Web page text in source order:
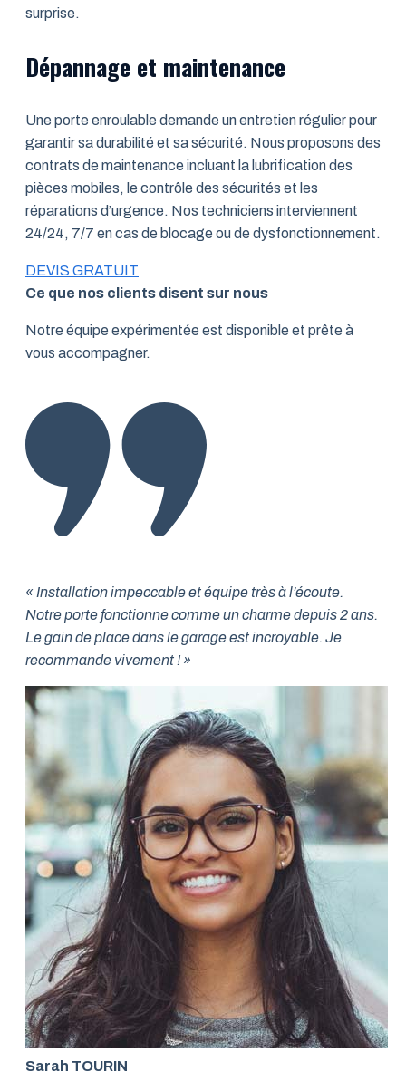
surprise.
Dépannage et maintenance
Une porte enroulable demande un entretien régulier pour
garantir sa durabilité et sa sécurité. Nous proposons des
contrats de maintenance incluant la lubrification des
pièces mobiles, le contrôle des sécurités et les
réparations d’urgence. Nos techniciens interviennent
24/24, 7/7 en cas de blocage ou de dysfonctionnement.
DEVIS GRATUIT
Ce que nos clients disent sur nous
Notre équipe expérimentée est disponible et prête à
vous accompagner.
« Installation impeccable et équipe très à l’écoute.
Notre porte fonctionne comme un charme depuis 2 ans.
Le gain de place dans le garage est incroyable. Je
recommande vivement ! »
Sarah TOURIN